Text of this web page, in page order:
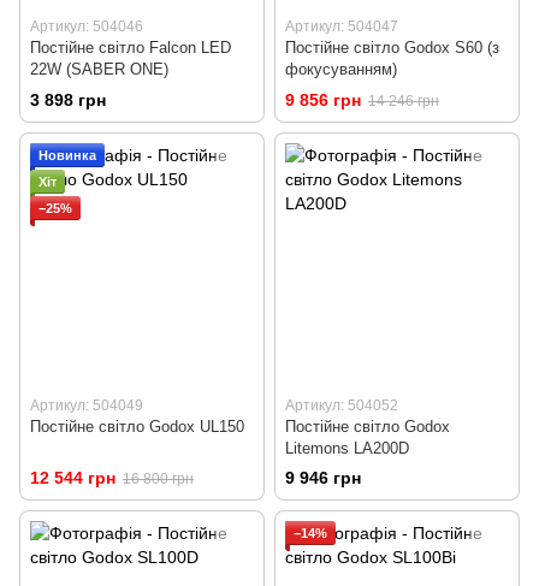
Артикул: 504046
Постійне світло Falcon LED
22W (SABER ONE)
3 898 грн
Артикул: 504047
Постійне світло Godox S60 (з
фокусуванням)
9 856 грн 14 246 грн
Новинка
Хіт
−25%
Артикул: 504049
Постійне світло Godox UL150
12 544 грн 16 800 грн
Артикул: 504052
Постійне світло Godox
Litemons LA200D
9 946 грн
−14%